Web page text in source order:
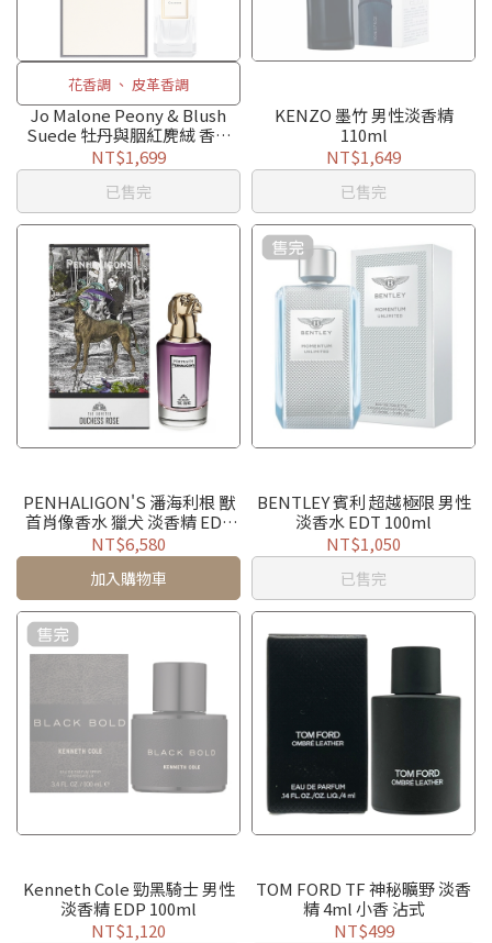
花香調 、 皮革香調
Jo Malone Peony & Blush
Suede 牡丹與胭紅麂絨 香水
30ml / 100ml (盒裝+紙袋)
NT$1,699
已售完
KENZO 墨竹 男性淡香精
110ml
NT$1,649
已售完
PENHALIGON'S 潘海利根 獸
首肖像香水 獵犬 淡香精 EDP
75ml THE DUKE
NT$6,580
加入購物車
BENTLEY 賓利 超越極限 男性
淡香水 EDT 100ml
NT$1,050
已售完
Kenneth Cole 勁黑騎士 男性
淡香精 EDP 100ml
NT$1,120
TOM FORD TF 神秘曠野 淡香
精 4ml 小香 沾式
NT$499